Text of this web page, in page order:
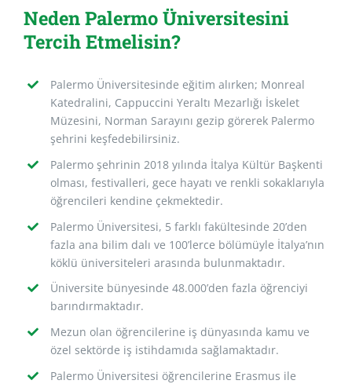
Neden Palermo Üniversitesini
Tercih Etmelisin?
Palermo Üniversitesinde eğitim alırken; Monreal
Katedralini, Cappuccini Yeraltı Mezarlığı İskelet
Müzesini, Norman Sarayını gezip görerek Palermo
şehrini keşfedebilirsiniz.
Palermo şehrinin 2018 yılında İtalya Kültür Başkenti
olması, festivalleri, gece hayatı ve renkli sokaklarıyla
öğrencileri kendine çekmektedir.
Palermo Üniversitesi, 5 farklı fakültesinde 20’den
fazla ana bilim dalı ve 100’lerce bölümüyle İtalya’nın
köklü üniversiteleri arasında bulunmaktadır.
Üniversite bünyesinde 48.000’den fazla öğrenciyi
barındırmaktadır.
Mezun olan öğrencilerine iş dünyasında kamu ve
özel sektörde iş istihdamıda sağlamaktadır.
Palermo Üniversitesi öğrencilerine Erasmus ile